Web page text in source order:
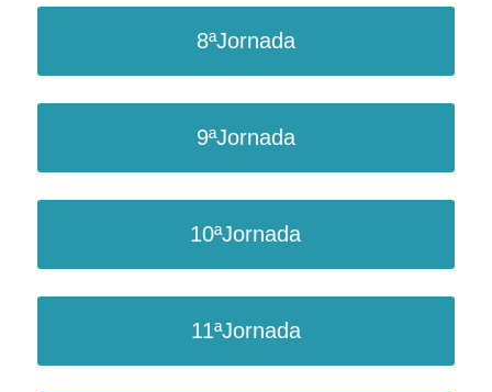
8ªJornada
9ªJornada
10ªJornada
11ªJornada